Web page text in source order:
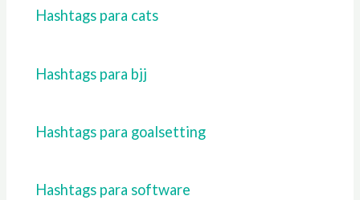
Hashtags para cats
Hashtags para bjj
Hashtags para goalsetting
Hashtags para software